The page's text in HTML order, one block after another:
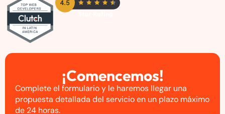
¡Comencemos!
Complete el formulario y le haremos llegar una
propuesta detallada del servicio en un plazo máximo
de 24 horas.